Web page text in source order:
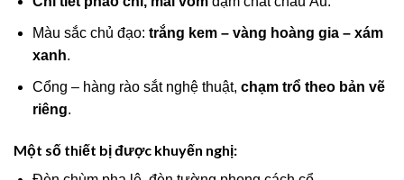
Màu sắc chủ đạo: trắng kem – vàng hoàng gia – xám
xanh.
Cổng – hàng rào sắt nghệ thuật, chạm trổ theo bản vẽ
riêng.
Một số thiết bị được khuyến nghị: